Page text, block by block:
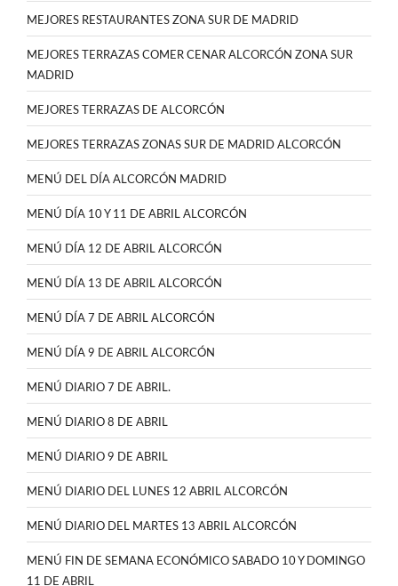
MEJORES RESTAURANTES ZONA SUR DE MADRID
MEJORES TERRAZAS COMER CENAR ALCORCÓN ZONA SUR
MADRID
MEJORES TERRAZAS DE ALCORCÓN
MEJORES TERRAZAS ZONAS SUR DE MADRID ALCORCÓN
MENÚ DEL DÍA ALCORCÓN MADRID
MENÚ DÍA 10 Y 11 DE ABRIL ALCORCÓN
MENÚ DÍA 12 DE ABRIL ALCORCÓN
MENÚ DÍA 13 DE ABRIL ALCORCÓN
MENÚ DÍA 7 DE ABRIL ALCORCÓN
MENÚ DÍA 9 DE ABRIL ALCORCÓN
MENÚ DIARIO 7 DE ABRIL.
MENÚ DIARIO 8 DE ABRIL
MENÚ DIARIO 9 DE ABRIL
MENÚ DIARIO DEL LUNES 12 ABRIL ALCORCÓN
MENÚ DIARIO DEL MARTES 13 ABRIL ALCORCÓN
MENÚ FIN DE SEMANA ECONÓMICO SABADO 10 Y DOMINGO
11 DE ABRIL